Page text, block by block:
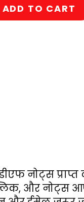
ADD TO CART
नोट्स
और